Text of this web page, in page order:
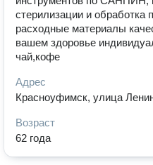
стерилизации и
расходные материалы
вашем здоровье
чай,кофе
Адрес
Красноуфимск, улица
Возраст
62 года